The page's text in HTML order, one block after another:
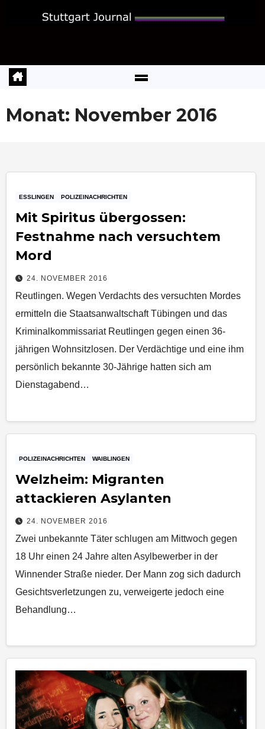
Monat: November 2016
ESSLINGEN POLIZEINACHRICHTEN
Mit Spiritus übergossen:
Festnahme nach versuchtem
Mord
24. NOVEMBER 2016
Reutlingen. Wegen Verdachts des versuchten Mordes
ermitteln die Staatsanwaltschaft Tübingen und das
Kriminalkommissariat Reutlingen gegen einen 36-
jährigen Wohnsitzlosen. Der Verdächtige und eine ihm
persönlich bekannte 30-Jährige hatten sich am
Dienstagabend…
POLIZEINACHRICHTEN WAIBLINGEN
Welzheim: Migranten
attackieren Asylanten
24. NOVEMBER 2016
Zwei unbekannte Täter schlugen am Mittwoch gegen
18 Uhr einen 24 Jahre alten Asylbewerber in der
Winnender Straße nieder. Der Mann zog sich dadurch
Gesichtsverletzungen zu, verweigerte jedoch eine
Behandlung…